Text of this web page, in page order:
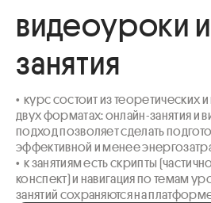
видеоуроки
занятия
•  курс состоит из теоретических
двух форматах: онлайн-занятия и
подход позволяет сделать
эффективной и менее
•  к занятиям есть скрипты
конспект) и навигация по темам
занятий сохраняются на